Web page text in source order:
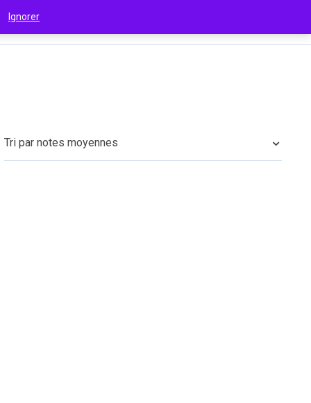
Tri par notes moyennes
Ignorer